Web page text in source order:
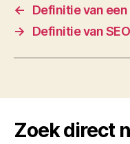
←
Definitie van
→
Definitie van
Zoek direct